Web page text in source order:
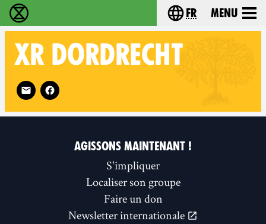
Extinction Rebellion - Home Choisissez votre
fr Menu
XR DORDRECHT
Follow XR Dordrecht on
AGISSONS MAINTENANT !
S'impliquer
Localiser son groupe
Faire un don
Newsletter internationale